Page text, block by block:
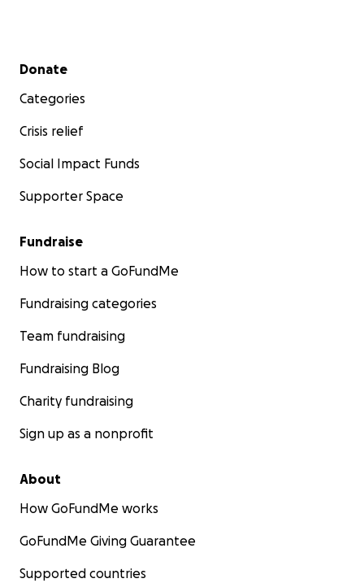
Secondary menu
Donate
Categories
Crisis relief
Social Impact Funds
Supporter Space
Fundraise
How to start a GoFundMe
Fundraising categories
Team fundraising
Fundraising Blog
Charity fundraising
Sign up as a nonprofit
About
How GoFundMe works
GoFundMe Giving Guarantee
Supported countries